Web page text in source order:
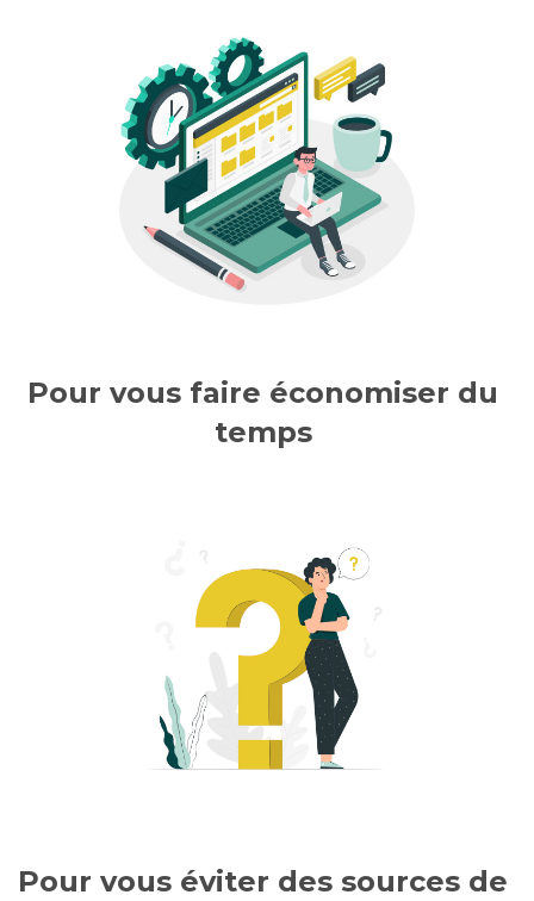
Pour vous faire économiser du
temps
Pour vous éviter des sources de